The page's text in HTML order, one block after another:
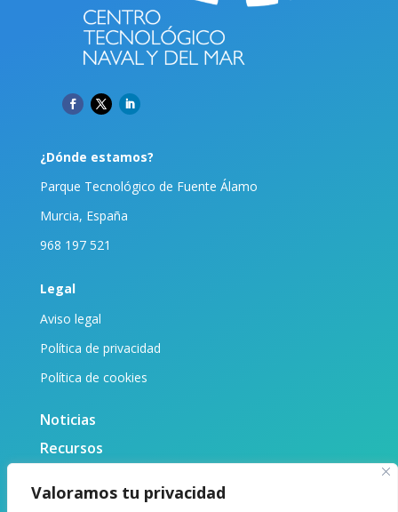
Valoramos tu privacidad
¿Dónde estamos?
Parque Tecnológico de Fuente Álamo
Murcia, España
968 197 521
Legal
Aviso legal
Política de privacidad
Política de cookies
Noticias
Recursos
Sobre nosotras